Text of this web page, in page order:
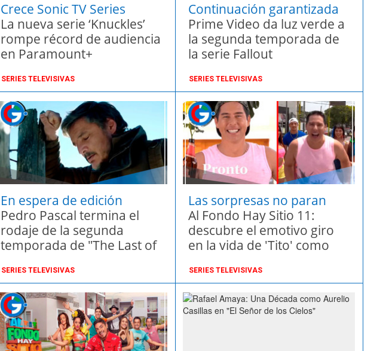
Crece Sonic TV Series
La nueva serie ‘Knuckles’
rompe récord de audiencia
en Paramount+
SERIES TELEVISIVAS
Continuación garantizada
Prime Video da luz verde a
la segunda temporada de
la serie Fallout
SERIES TELEVISIVAS
En espera de edición
Pedro Pascal termina el
rodaje de la segunda
temporada de "The Last of
SERIES TELEVISIVAS
Las sorpresas no paran
Al Fondo Hay Sitio 11:
descubre el emotivo giro
en la vida de 'Tito' como
SERIES TELEVISIVAS